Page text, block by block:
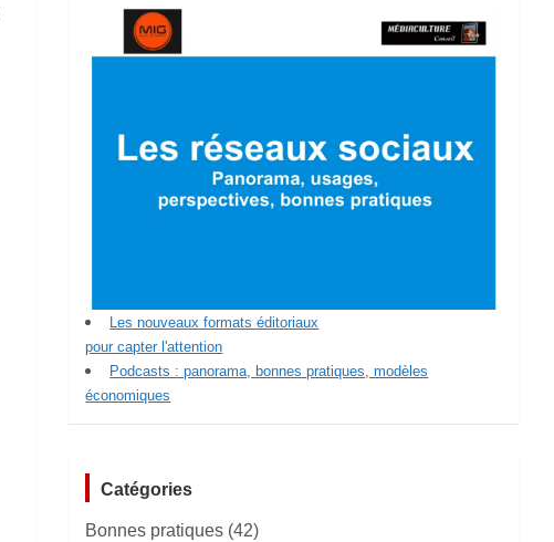
Les nouveaux formats éditoriaux
pour capter l'attention
Podcasts : panorama, bonnes pratiques, modèles
économiques
Catégories
Bonnes pratiques (42)